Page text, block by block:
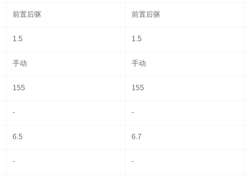
前置后驱 前置后驱
1.5 1.5
手动 手动
155 155
- -
6.5 6.7
- -